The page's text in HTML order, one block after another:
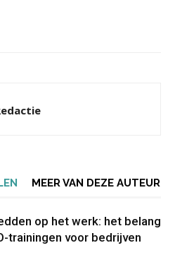
MEER VAN DEZE AUTEUR
op het werk: het belang
trainingen voor bedrijven